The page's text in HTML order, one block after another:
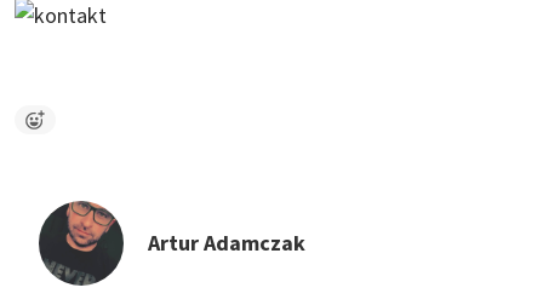
Artur Adamczak